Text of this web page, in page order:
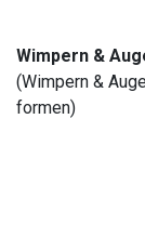
Wimpern &
(Wimpern &
formen)